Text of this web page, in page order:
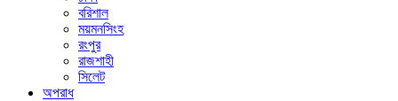
বরিশাল
ময়মনসিংহ
রংপুর
রাজশাহী
সিলেট
অপরাধ